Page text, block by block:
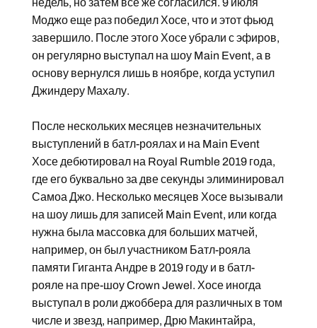
Моджо еще раз победил Хосе, что и этот фьюд
завершило. После этого Хосе убрали с эфиров,
он регулярно выступал на шоу Main Event, а в
основу вернулся лишь в ноябре, когда уступил
Джиндеру Махалу.
После нескольких месяцев незначительных
выступлений в батл-роялах и на Main Event
Хосе дебютировал на Royal Rumble 2019 года,
где его буквально за две секунды элиминировал
Самоа Джо. Несколько месяцев Хосе вызывали
на шоу лишь для записей Main Event, или когда
нужна была массовка для больших матчей,
например, он был участником Батл-рояла
памяти Гиганта Андре в 2019 году и в батл-
рояле на пре-шоу Crown Jewel. Хосе иногда
выступал в роли джоббера для различных в том
числе и звезд, например, Дрю Макинтайра,